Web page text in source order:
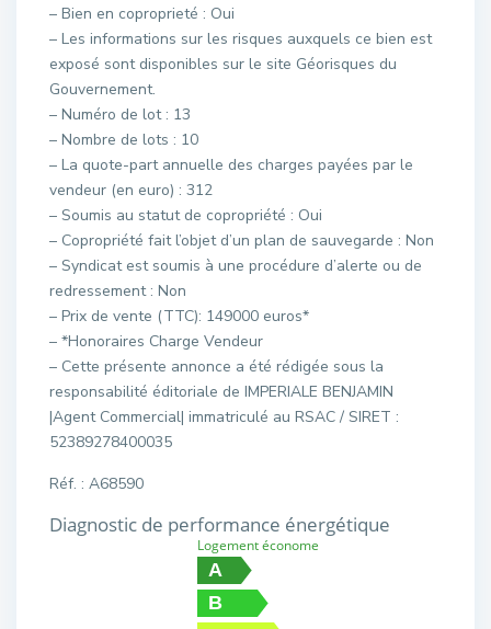
– Bien en coproprieté : Oui
– Les informations sur les risques auxquels ce bien est
exposé sont disponibles sur le site Géorisques du
Gouvernement.
– Numéro de lot : 13
– Nombre de lots : 10
– La quote-part annuelle des charges payées par le
vendeur (en euro) : 312
– Soumis au statut de copropriété : Oui
– Copropriété fait l’objet d’un plan de sauvegarde : Non
– Syndicat est soumis à une procédure d’alerte ou de
redressement : Non
– Prix de vente (TTC): 149000 euros*
– *Honoraires Charge Vendeur
– Cette présente annonce a été rédigée sous la
responsabilité éditoriale de IMPERIALE BENJAMIN
|Agent Commercial| immatriculé au RSAC / SIRET :
52389278400035
Réf. : A68590
Diagnostic de performance énergétique
Logement économe
A
B